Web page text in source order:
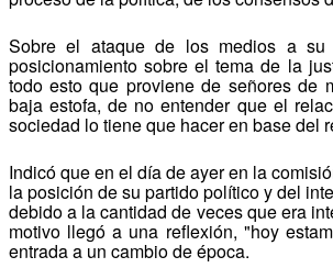
Sobre el ataque de los medios a su
posicionamiento sobre el tema de la
todo esto que proviene de señores de
baja estofa, de no entender que el
sociedad lo tiene que hacer en base del
Indicó que en el día de ayer en la
la posición de su partido político y del
debido a la cantidad de veces que era
motivo llegó a una reflexión, "hoy
entrada a un cambio de época.